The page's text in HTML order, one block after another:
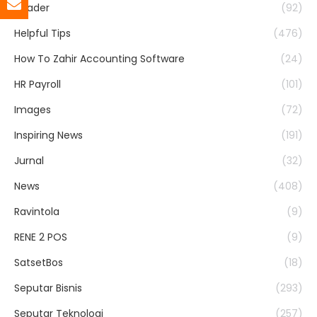
header
(92)
Helpful Tips
(476)
How To Zahir Accounting Software
(24)
HR Payroll
(101)
Images
(72)
Inspiring News
(191)
Jurnal
(32)
News
(408)
Ravintola
(9)
RENE 2 POS
(9)
SatsetBos
(18)
Seputar Bisnis
(293)
Seputar Teknologi
(257)